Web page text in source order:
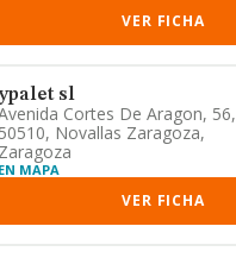
VER FICHA
sl
Cortes De Aragon, 56,
50510, Novallas Zaragoza,
Zaragoza
MAPA
VER FICHA